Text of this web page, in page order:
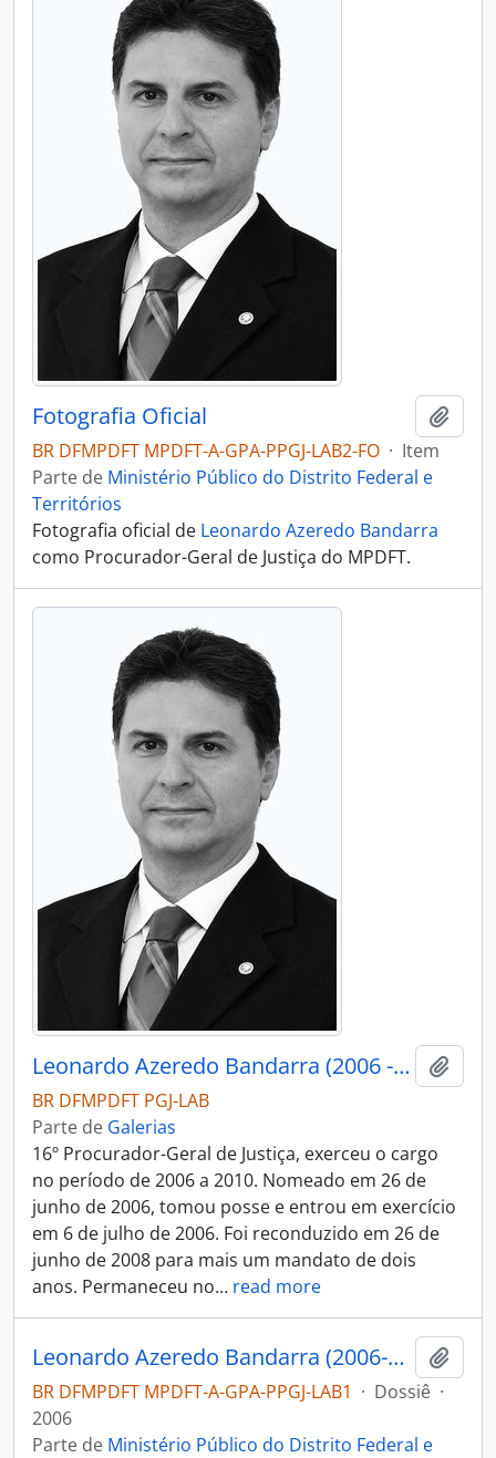
Fotografia Oficial
BR DFMPDFT MPDFT-A-GPA-PPGJ-LAB2-FO · Item
Parte de Ministério Público do Distrito Federal e
Territórios
Fotografia oficial de Leonardo Azeredo Bandarra
como Procurador-Geral de Justiça do MPDFT.
Leonardo Azeredo Bandarra (2006 - 2010)
BR DFMPDFT PGJ-LAB
Parte de Galerias
16º Procurador-Geral de Justiça, exerceu o cargo
no período de 2006 a 2010. Nomeado em 26 de
junho de 2006, tomou posse e entrou em exercício
em 6 de julho de 2006. Foi reconduzido em 26 de
junho de 2008 para mais um mandato de dois
anos. Permaneceu no… read more
Leonardo Azeredo Bandarra (2006-2008)
BR DFMPDFT MPDFT-A-GPA-PPGJ-LAB1 · Dossiê ·
2006
Parte de Ministério Público do Distrito Federal e